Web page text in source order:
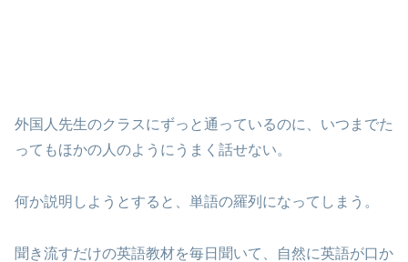
外国人先生のクラスにずっと通っているのに、いつまでた
ってもほかの人のようにうまく話せない。
何か説明しようとすると、単語の羅列になってしまう。
聞き流すだけの英語教材を毎日聞いて、自然に英語が口か